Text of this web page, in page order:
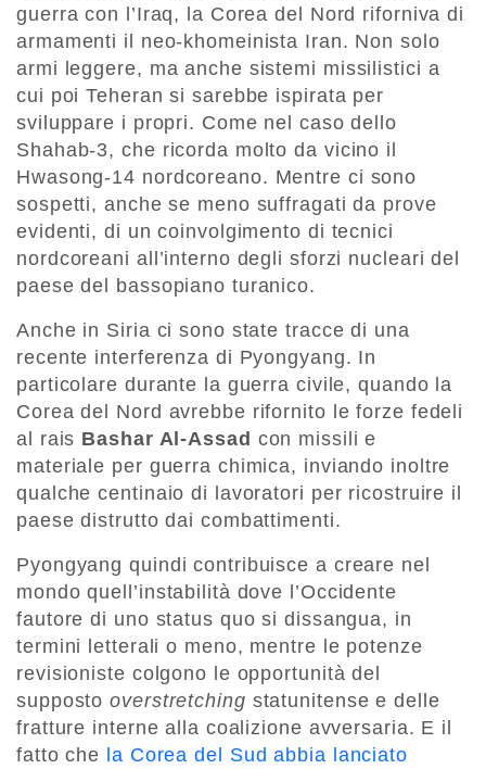
guerra con l’Iraq, la Corea del Nord riforniva di
armamenti il neo-khomeinista Iran. Non solo
armi leggere, ma anche sistemi missilistici a
cui poi Teheran si sarebbe ispirata per
sviluppare i propri. Come nel caso dello
Shahab-3, che ricorda molto da vicino il
Hwasong-14 nordcoreano. Mentre ci sono
sospetti, anche se meno suffragati da prove
evidenti, di un coinvolgimento di tecnici
nordcoreani all’interno degli sforzi nucleari del
paese del bassopiano turanico.
Anche in Siria ci sono state tracce di una
recente interferenza di Pyongyang. In
particolare durante la guerra civile, quando la
Corea del Nord avrebbe rifornito le forze fedeli
al rais Bashar Al-Assad con missili e
materiale per guerra chimica, inviando inoltre
qualche centinaio di lavoratori per ricostruire il
paese distrutto dai combattimenti.
Pyongyang quindi contribuisce a creare nel
mondo quell’instabilità dove l’Occidente
fautore di uno status quo si dissangua, in
termini letterali o meno, mentre le potenze
revisioniste colgono le opportunità del
suppostooverstretching statunitense e delle
fratture interne alla coalizione avversaria. E il
fatto che la Corea del Sud abbia lanciato